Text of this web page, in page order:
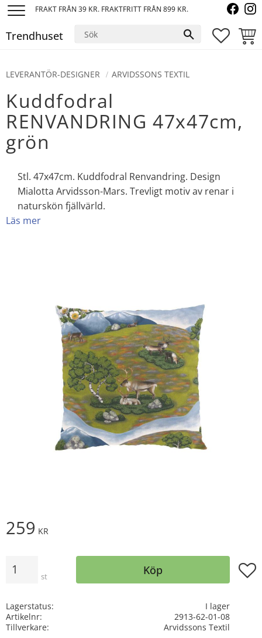
FRAKT FRÅN 39 KR. FRAKTFRITT FRÅN 899 KR.
Trendhuset
LEVERANTÖR-DESIGNER ARVIDSSONS TEXTIL
Kuddfodral
RENVANDRING 47x47cm,
grön
Stl. 47x47cm. Kuddfodral Renvandring. Design
Mialotta Arvidsson-Mars. Trevligt motiv av renar i
naturskön fjällvärld.
Läs mer
259 KR
st Köp
Lagerstatus
I lager
Artikelnr
2913-62-01-08
Tillverkare
Arvidssons Textil